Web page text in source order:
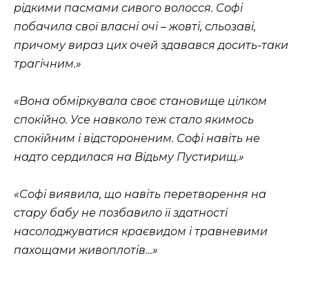
рідкими пасмами сивого волосся. Софі
побачила свої власні очі – жовті, сльозаві,
причому вираз цих очей здавався досить-таки
трагічним.»
«Вона обміркувала своє становище цілком
спокійно. Усе навколо теж стало якимось
спокійним і відстороненим. Софі навіть не
надто сердилася на Відьму Пустирищ.»
«Софі виявила, що навіть перетворення на
стару бабу не позбавило її здатності
насолоджуватися краєвидом і травневими
пахощами живоплотів…»